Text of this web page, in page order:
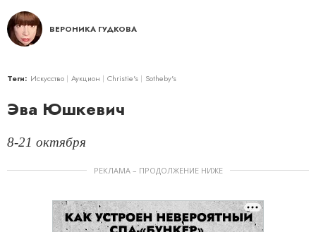
ВЕРОНИКА ГУДКОВА
Теги: Искусство Аукцион Christie's Sotheby's
Эва Юшкевич
8-21 октября
РЕКЛАМА – ПРОДОЛЖЕНИЕ НИЖЕ